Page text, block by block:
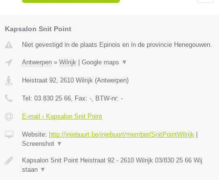
Kapsalon Snit Point
Niet gevestigd in de plaats Epinois en in de provincie Henegouwen.
Antwerpen » Wilrijk Google maps ▼
Heistraat 92 2610 Wilrijk (Antwerpen)
Tel: 03 830 25 66 , Fax: - , BTW-nr: -
E-mail › Kapsalon Snit Point
Website: http://injebuurt.be/injebuurt/member/SnitPointWilrijk
Screenshot ▼
Kapsalon Snit Point Heistraat 92 - 2610 Wilrijk 03/830 25 66 Wij
staan ▼